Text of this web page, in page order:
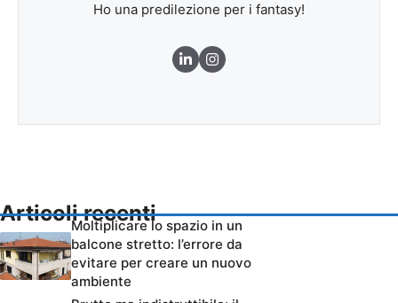
Ho una predilezione per i fantasy!
Articoli recenti
Moltiplicare lo spazio in un
balcone stretto: l’errore da
evitare per creare un nuovo
ambiente